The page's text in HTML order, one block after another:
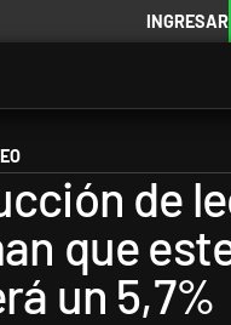
INGRESAR
de
que
un 5,7%